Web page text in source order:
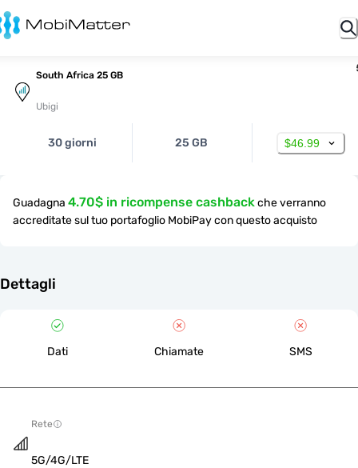
South Africa 25 GB
Ubigi
30 giorni 25 GB $46.99
Guadagna 4.70$ in ricompense cashbackche verranno
accreditate sul tuo portafoglio MobiPay con questo acquisto
Dettagli
Dati Chiamate SMS
Rete
5G/4G/LTE